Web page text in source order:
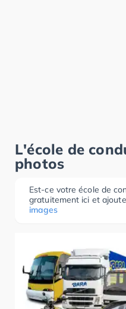
L'école de
photos
Est-ce votre école de
gratuitement ici et
images